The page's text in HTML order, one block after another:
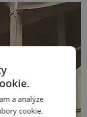
a analýze
cookie.